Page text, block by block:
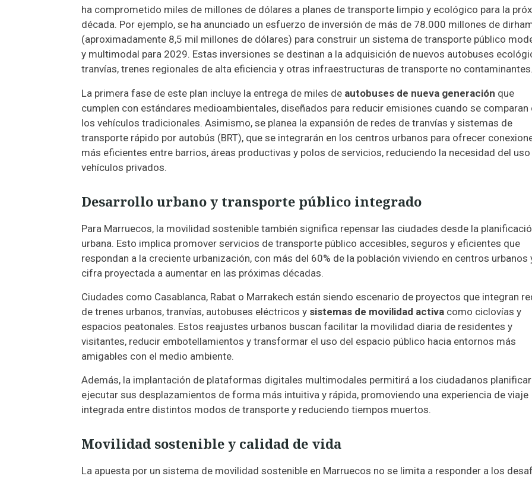
ha comprometido miles de millones de dólares a planes de transporte limpio y ecológico para la
década. Por ejemplo, se ha anunciado un esfuerzo de inversión de más de 78.000 millones de
(aproximadamente 8,5 mil millones de dólares) para construir un sistema de transporte público
y multimodal para 2029. Estas inversiones se destinan a la adquisición de nuevos autobuses
tranvías, trenes regionales de alta eficiencia y otras infraestructuras de transporte no contaminantes.
La primera fase de este plan incluye la entrega de miles de autobuses de nueva generación que
cumplen con estándares medioambientales, diseñados para reducir emisiones cuando se comparan
los vehículos tradicionales. Asimismo, se planea la expansión de redes de tranvías y sistemas de
transporte rápido por autobús (BRT), que se integrarán en los centros urbanos para ofrecer
más eficientes entre barrios, áreas productivas y polos de servicios, reduciendo la necesidad del
vehículos privados.
Desarrollo urbano y transporte público integrado
Para Marruecos, la movilidad sostenible también significa repensar las ciudades desde la
urbana. Esto implica promover servicios de transporte público accesibles, seguros y eficientes que
respondan a la creciente urbanización, con más del 60% de la población viviendo en centros urbanos
cifra proyectada a aumentar en las próximas décadas.
Ciudades como Casablanca, Rabat o Marrakech están siendo escenario de proyectos que integran
de trenes urbanos, tranvías, autobuses eléctricos y sistemas de movilidad activa como ciclovías y
espacios peatonales. Estos reajustes urbanos buscan facilitar la movilidad diaria de residentes y
visitantes, reducir embotellamientos y transformar el uso del espacio público hacia entornos más
amigables con el medio ambiente.
Además, la implantación de plataformas digitales multimodales permitirá a los ciudadanos
ejecutar sus desplazamientos de forma más intuitiva y rápida, promoviendo una experiencia de viaje
integrada entre distintos modos de transporte y reduciendo tiempos muertos.
Movilidad sostenible y calidad de vida
La apuesta por un sistema de movilidad sostenible en Marruecos no se limita a responder a los